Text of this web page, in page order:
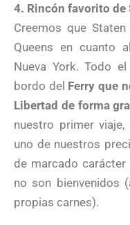
4. Rincón favorito de
Creemos que
Queens en cuanto
Nueva York. Todo
bordo del Ferry que
Libertad de forma
nuestro primer
uno de nuestros
de marcado
no son bienvenidos
propias carnes).